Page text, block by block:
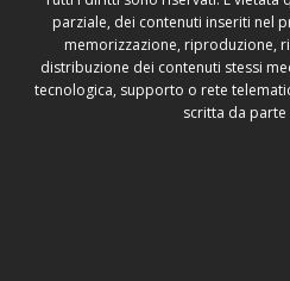
parziale, dei contenuti inseriti nel
memorizzazione, riproduzione,
distribuzione dei contenuti stessi
tecnologica, supporto o rete
scritta da parte